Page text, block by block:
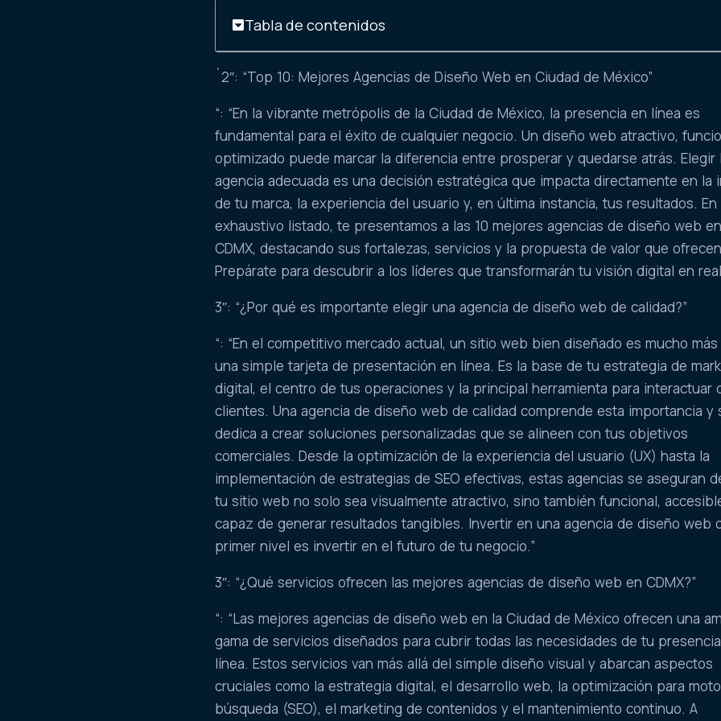
Tabla de contenidos
`2″: “Top 10: Mejores Agencias de Diseño Web en Ciudad de México”
“: “En la vibrante metrópolis de la Ciudad de México, la presencia en línea es
fundamental para el éxito de cualquier negocio. Un diseño web atractivo,
optimizado puede marcar la diferencia entre prosperar y quedarse atrás. Elegir
agencia adecuada es una decisión estratégica que impacta directamente en la
de tu marca, la experiencia del usuario y, en última instancia, tus resultados.
exhaustivo listado, te presentamos a las 10 mejores agencias de diseño web
CDMX, destacando sus fortalezas, servicios y la propuesta de valor que
Prepárate para descubrir a los líderes que transformarán tu visión digital en
3″: “¿Por qué es importante elegir una agencia de diseño web de calidad?”
“: “En el competitivo mercado actual, un sitio web bien diseñado es mucho
una simple tarjeta de presentación en línea. Es la base de tu estrategia de
digital, el centro de tus operaciones y la principal herramienta para interactuar
clientes. Una agencia de diseño web de calidad comprende esta importancia y
dedica a crear soluciones personalizadas que se alineen con tus objetivos
comerciales. Desde la optimización de la experiencia del usuario (UX) hasta la
implementación de estrategias de SEO efectivas, estas agencias se aseguran
tu sitio web no solo sea visualmente atractivo, sino también funcional,
capaz de generar resultados tangibles. Invertir en una agencia de diseño web
primer nivel es invertir en el futuro de tu negocio.”
3″: “¿Qué servicios ofrecen las mejores agencias de diseño web en CDMX?”
“: “Las mejores agencias de diseño web en la Ciudad de México ofrecen una
gama de servicios diseñados para cubrir todas las necesidades de tu
línea. Estos servicios van más allá del simple diseño visual y abarcan aspectos
cruciales como la estrategia digital, el desarrollo web, la optimización para
búsqueda (SEO), el marketing de contenidos y el mantenimiento continuo. A